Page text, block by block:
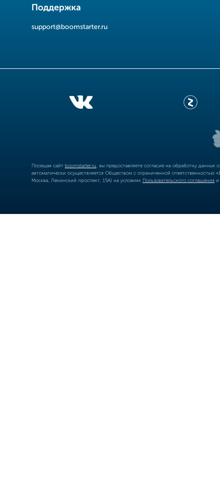
Поддержка
support@boomstarter.ru
Посещая сайт boomstarter.ru , вы предоставляете согласие на обработку
автоматически осуществляется Обществом с ограниченной
Москва, Ленинский проспект, 15А) на условиях Пользовательского соглашения и